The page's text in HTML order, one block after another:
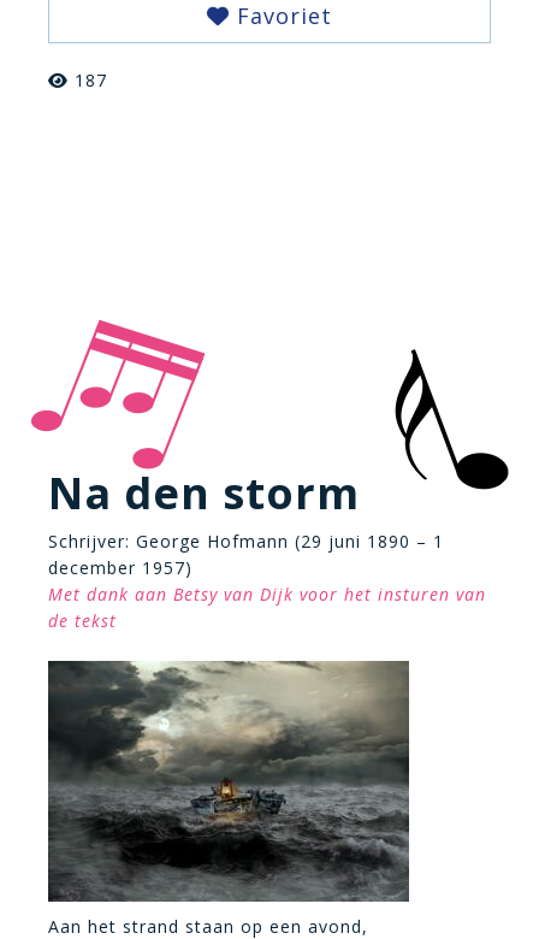
Favoriet
187
Na den storm
Schrijver: George Hofmann (29 juni 1890 – 1
december 1957)
Met dank aan Betsy van Dijk voor het insturen van
de tekst
Aan het strand staan op een avond,